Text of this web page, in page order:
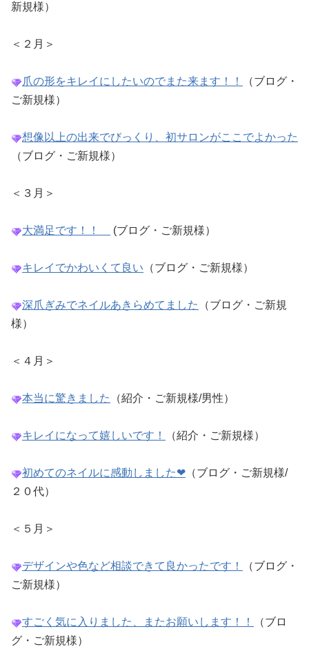
新規様）
＜２月＞
爪の形をキレイにしたいのでまた来ます！！
（ブログ・
ご新規様）
想像以上の出来でびっくり、初サロンがここでよかった
（ブログ・ご新規様）
＜３月＞
大満足です！！ (ブログ・ご新規様）
キレイでかわいくて良い （ブログ・ご新規様）
深爪ぎみでネイルあきらめてました
（ブログ・ご新規
様）
＜４月＞
本当に驚きました （紹介・ご新規様/男性）
キレイになって嬉しいです！ （紹介・ご新規様）
初めてのネイルに感動しました❤ （ブログ・ご新規様/
２０代）
＜５月＞
デザインや色など相談できて良かったです！
（ブログ・
ご新規様）
すごく気に入りました、またお願いします！！
（ブロ
グ・ご新規様）